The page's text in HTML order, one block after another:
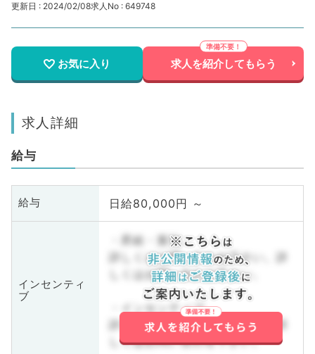
更新日 : 2024/02/08求人No : 649748
お気に入り 求人を紹介してもらう
求人詳細
給与
給与 日給80,000円 ～
インセンティ
ブ
・昇給・賞与
詳しくはお問い合わせ下さい。詳
しくはお問い合わせ下さい。
・インセンティブ
詳しくはお問い合わせ下さい。詳
しくはお問い合わせ下さい。